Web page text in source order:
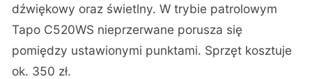
dźwiękowy oraz świetlny. W trybie patrolowym
Tapo C520WS nieprzerwane porusza się
pomiędzy ustawionymi punktami. Sprzęt kosztuje
ok. 350 zł.